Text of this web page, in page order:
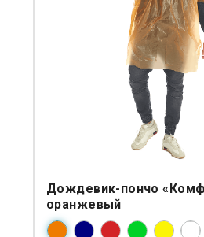
Дождевик-пончо
оранжевый